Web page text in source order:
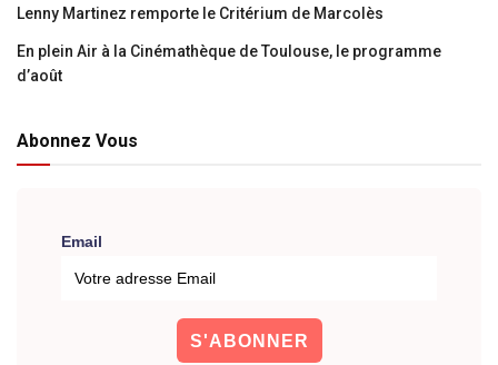
Lenny Martinez remporte le Critérium de Marcolès
En plein Air à la Cinémathèque de Toulouse, le programme
d’août
Abonnez Vous
Email